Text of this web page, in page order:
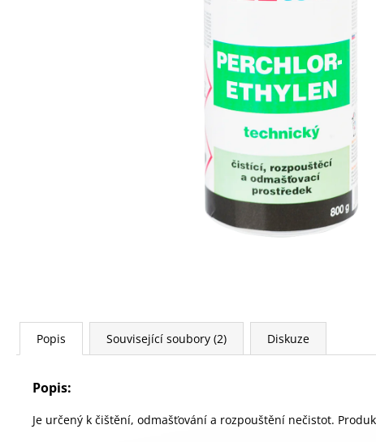
Popis Související soubory (2) Diskuze
Popis:
Je určený k čištění, odmašťování a rozpouštění nečistot.